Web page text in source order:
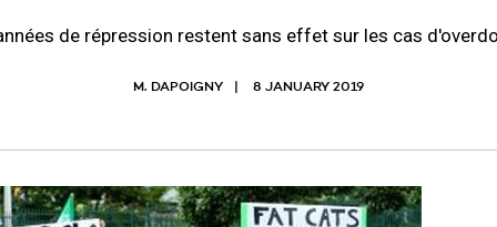
de répression restent sans effet sur les cas
M. DAPOIGNY 8 JANUARY 2019